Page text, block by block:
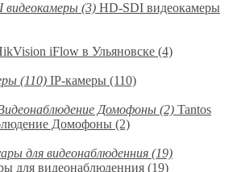
HD-SDI видеокамеры
iFlow в Ульяновске (4)
IP-камеры (110)
Tantos
Домофоны (2)
для видеонаблюденния (19)